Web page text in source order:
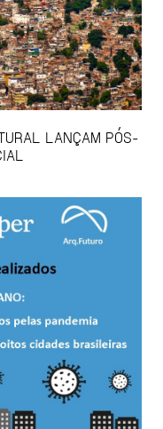
LANÇAM PÓS-